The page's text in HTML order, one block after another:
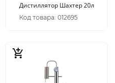
Дистиллятор Шахтер 20л
Код товара: 012695